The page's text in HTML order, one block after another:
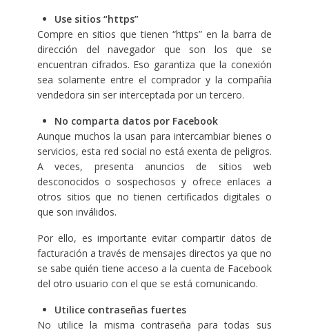
Use sitios “https”
Compre en sitios que tienen “https” en la barra de
dirección del navegador que son los que se
encuentran cifrados. Eso garantiza que la conexión
sea solamente entre el comprador y la compañía
vendedora sin ser interceptada por un tercero.
No comparta datos por Facebook
Aunque muchos la usan para intercambiar bienes o
servicios, esta red social no está exenta de peligros.
A veces, presenta anuncios de sitios web
desconocidos o sospechosos y ofrece enlaces a
otros sitios que no tienen certificados digitales o
que son inválidos.
Por ello, es importante evitar compartir datos de
facturación a través de mensajes directos ya que no
se sabe quién tiene acceso a la cuenta de Facebook
del otro usuario con el que se está comunicando.
Utilice contraseñas fuertes
No utilice la misma contraseña para todas sus